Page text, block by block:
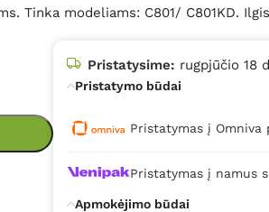
Tinka modeliams: C801/ C801KD.
Pristatysime: rugpjūčio 18
Pristatymo būdai
Pristatymas į Omniva
Pristatymas į namus
Apmokėjimo būdai